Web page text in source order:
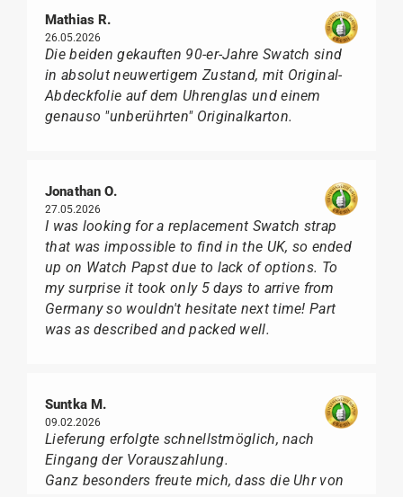
Mathias R.
26.05.2026
Die beiden gekauften 90-er-Jahre Swatch sind
in absolut neuwertigem Zustand, mit Original-
Abdeckfolie auf dem Uhrenglas und einem
genauso "unberührten" Originalkarton.
Jonathan O.
27.05.2026
I was looking for a replacement Swatch strap
that was impossible to find in the UK, so ended
up on Watch Papst due to lack of options. To
my surprise it took only 5 days to arrive from
Germany so wouldn't hesitate next time! Part
was as described and packed well.
Suntka M.
09.02.2026
Lieferung erfolgte schnellstmöglich, nach
Eingang der Vorauszahlung.
Ganz besonders freute mich, dass die Uhr von